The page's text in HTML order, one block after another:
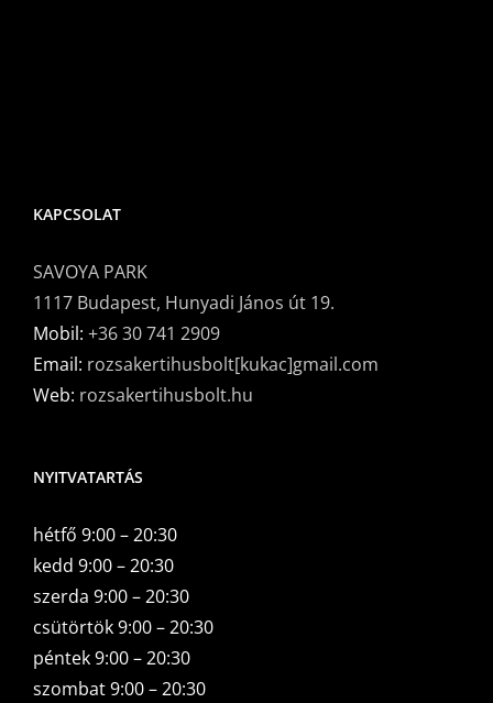
KAPCSOLAT
SAVOYA PARK
1117 Budapest, Hunyadi János út 19.
Mobil: +36 30 741 2909
Email: rozsakertihusbolt[kukac]gmail.com
Web: rozsakertihusbolt.hu
NYITVATARTÁS
hétfő 9:00 – 20:30
kedd 9:00 – 20:30
szerda 9:00 – 20:30
csütörtök 9:00 – 20:30
péntek 9:00 – 20:30
szombat 9:00 – 20:30